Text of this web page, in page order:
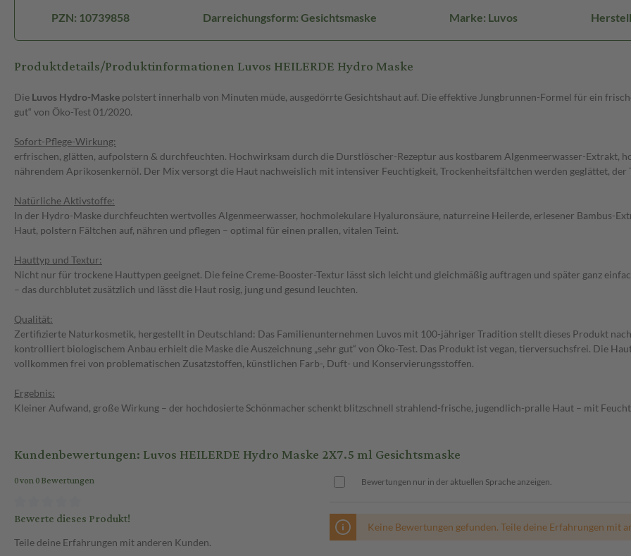
PZN: 10739858 Darreichungsform: Gesichtsmaske Marke: Luvos
Produktdetails/Produktinformationen Luvos HEILERDE Hydro Maske
Die Luvos Hydro-Maske polstert innerhalb von Minuten müde, ausgedörrte Gesichtshaut auf. Die effektive Jungbrunnen-Formel für ein
gut“ von Öko-Test 01/2020.
Sofort-Pflege-Wirkung:
erfrischen, glätten, aufpolstern & durchfeuchten. Hochwirksam durch die Durstlöscher-Rezeptur aus kostbarem Algenmeerwasser-Extrakt,
nährendem Aprikosenkernöl. Der Mix versorgt die Haut nachweislich mit intensiver Feuchtigkeit, Trockenheitsfältchen werden geglättet,
Natürliche Aktivstoffe:
In der Hydro-Maske durchfeuchten wertvolles Algenmeerwasser, hochmolekulare Hyaluronsäure, naturreine Heilerde, erlesener Bambus-
Haut, polstern Fältchen auf, nähren und pflegen – optimal für einen prallen, vitalen Teint.
Hauttyp und Textur:
Nicht nur für trockene Hauttypen geeignet. Die feine Creme-Booster-Textur lässt sich leicht und gleichmäßig auftragen und später ganz
– das durchblutet zusätzlich und lässt die Haut rosig, jung und gesund leuchten.
Qualität:
Zertifizierte Naturkosmetik, hergestellt in Deutschland: Das Familienunternehmen Luvos mit 100-jähriger Tradition stellt dieses Produkt
kontrolliert biologischem Anbau erhielt die Maske die Auszeichnung „sehr gut“ von Öko-Test. Das Produkt ist vegan, tierversuchsfrei. Die
vollkommen frei von problematischen Zusatzstoffen, künstlichen Farb-, Duft- und Konservierungsstoffen.
Ergebnis:
Kleiner Aufwand, große Wirkung – der hochdosierte Schönmacher schenkt blitzschnell strahlend-frische, jugendlich-pralle Haut – mit
Kundenbewertungen: Luvos HEILERDE Hydro Maske 2X7.5 ml Gesichtsmaske
0 von 0 Bewertungen
Bewerte dieses Produkt!
Teile deine Erfahrungen mit anderen Kunden.
Bewertungen nur in der aktuellen Sprache anzeigen.
Keine Bewertungen gefunden. Teile deine Erfahrungen mit